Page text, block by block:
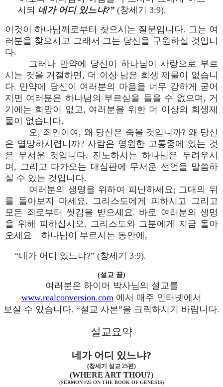
시되 네가 어디 있느냐?” (창세기 3:9).
이것이 하나님께로부터 찾으시는 질문입니다. 그는 여
러분을 찾으시고 그래서 그는 당신을 구원하실 것입니
다.
그러나 만약에 당신이 하나님이 사랑으로 부르
시는 것을 거절하면, 더 이상 남은 희생 제물이 없습니
다. 만약에 당신이 여러분의 마음을 너무 강하게 굳어
지면 여러분은 하나님의 부르심을 들을 수 없으며, 거
기에는 희망이 없고, 여러분을 위한 더 이상의 희생제
물이 없습니다.
오, 죄인이여, 왜 당신은 죽을 것입니까? 왜 당신
은 멸망하시렵니까? 사람은 영원한 고통중에 있는 것
은 무서운 것입니다. 진노하시는 하나님은 두려우시
며, 그리고 다가오는 대심판에 무서운 선언을 말씀하
실 수 있는 것입니다.
여러분의 생명을 위하여 피난하세요; 그대의 뒤
를 돌아보지 마세요, 그리스도에게 피하시고 그리고
모든 죄로부터 씻김을 받으세요. 바로 여러분의 생명
을 위해 피하십시오. 그리스도와 그분에게 지금 돌아
오세요 – 하나님이 부르시는 동안에,
“네가 어디 있느냐?” (창세기 3:9).
(설교 끝)
여러분은 하이머 박사님의 설교를
www.realconversion.com 에서 매주 인터넷에서
보실 수 있습니다. “설교 사본”을 크릭하시기 바랍니다.
설교요약
네가 어디 있느냐?
(창세기 설교 25편)
(WHERE ART THOU?)
(SERMON #25 ON THE BOOK OF GENESIS)